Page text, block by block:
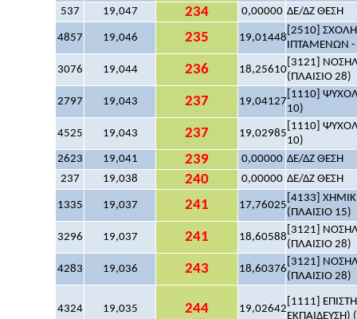
537
19,047 234 0,00000 ΔΕ/ΔΖ ΘΕΣΗ
4857 19,046 235 19,01448
[2510]
ΙΠΤΑΜΕΝΩΝ -
3076 19,044 236 18,25610
[3121]
(ΠΛΑΙΣΙΟ 28)
2797 19,043 237 19,04127
[1110]
10)
4525 19,043 237 19,02985
[1110]
10)
2623
19,041 239 0,00000 ΔΕ/ΔΖ ΘΕΣΗ
237
19,038 240 0,00000 ΔΕ/ΔΖ ΘΕΣΗ
1335 19,037 241 17,76025
[4133]
(ΠΛΑΙΣΙΟ 15)
3296 19,037 241 18,60588
[3121]
(ΠΛΑΙΣΙΟ 28)
4283 19,036 243 18,60376
[3121]
(ΠΛΑΙΣΙΟ 28)
4324 19,035 244 19,02642
[1111]
ΕΚΠΑΙΔΕΥΣΗ)